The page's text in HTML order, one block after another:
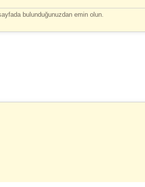
bulunduğunuzdan emin olun.